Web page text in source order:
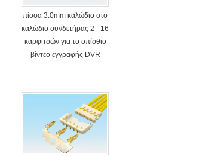
πίσσα 3.0mm καλώδιο στο
καλώδιο συνδετήρας 2 - 16
καρφιτσών για το οπίσθιο
βίντεο εγγραφής DVR